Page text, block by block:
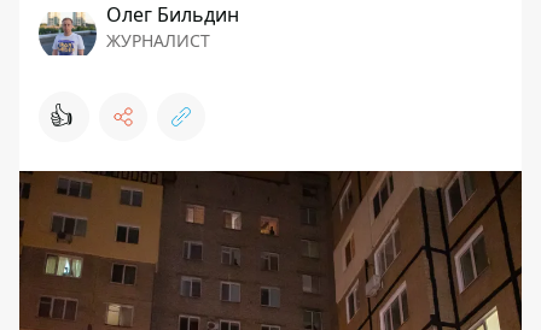
Олег Бильдин
ЖУРНАЛИСТ
👍